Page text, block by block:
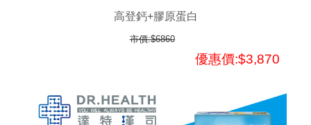
高登鈣+膠原蛋白
市價:$6860
優惠價:$3,870